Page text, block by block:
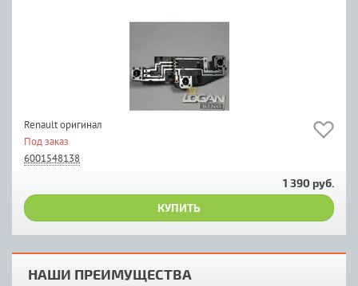
Renault оригинал
Под заказ
6001548138
1 390 руб.
КУПИТЬ
НАШИ ПРЕИМУЩЕСТВА